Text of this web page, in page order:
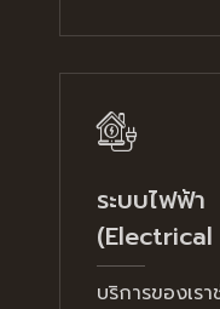
ระบบไฟฟ้า
(Electrical
บริการของเร